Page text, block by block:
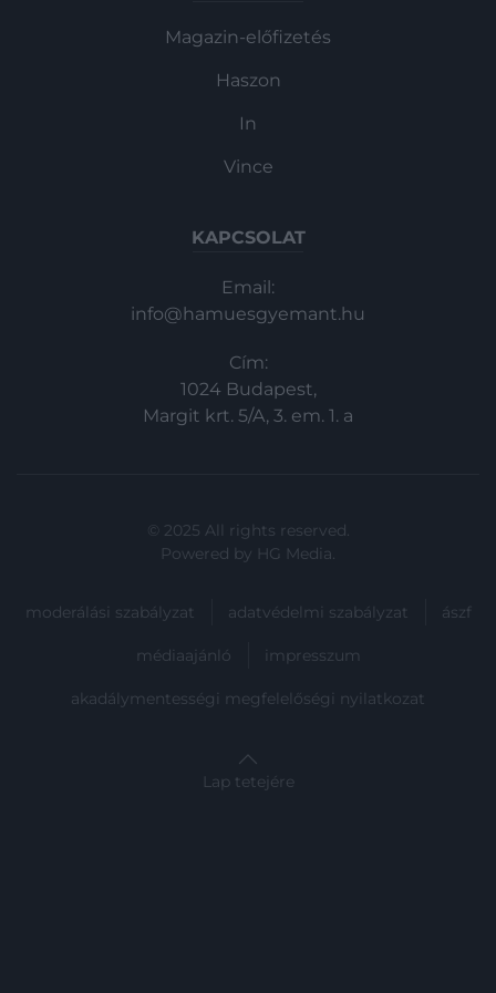
Magazin-előfizetés
Haszon
In
Vince
KAPCSOLAT
Email:
info@hamuesgyemant.hu
Cím:
1024 Budapest,
Margit krt. 5/A, 3. em. 1. a
© 2025 All rights reserved.
Powered by HG Media.
moderálási szabályzat adatvédelmi szabályzat ászf
médiaajánló impresszum
akadálymentességi megfelelőségi nyilatkozat
Lap tetejére